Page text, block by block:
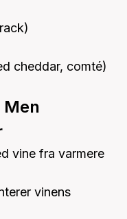
cheddar, comté)
Men
vine fra varmere
vinens